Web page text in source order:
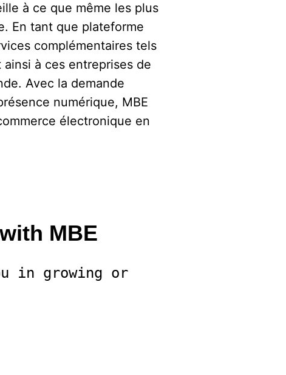
à ce que même les plus
En tant que plateforme
complémentaires tels
à ces entreprises de
Avec la demande
numérique, MBE
électronique en
MBE
in growing or